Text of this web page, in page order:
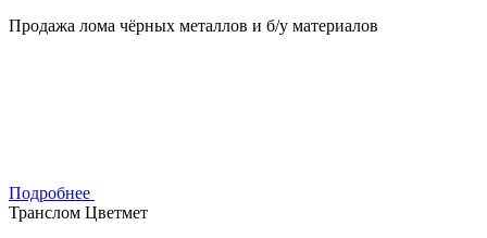
Продажа лома чёрных металлов и б/у материалов
Подробнее
Транслом Цветмет